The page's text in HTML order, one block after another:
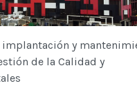
y
de la Calidad y